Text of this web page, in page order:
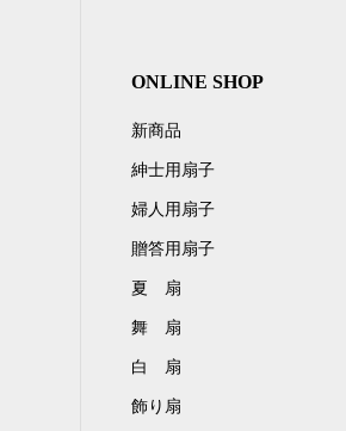
ONLINE SHOP
新商品
紳士用扇子
婦人用扇子
贈答用扇子
夏 扇
舞 扇
白 扇
飾り扇